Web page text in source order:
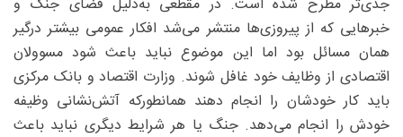
جدی‌تر مطرح شده است. در مقطعی به‌دلیل فضای جنگ و
خبرهایی که از پیروزی‌ها منتشر می‌شد افکار عمومی بیشتر درگیر
همان مسائل بود اما این موضوع نباید باعث شود مسوولان
اقتصادی از وظایف خود غافل شوند. وزارت اقتصاد و بانک مرکزی
باید کار خودشان را انجام دهند همانطورکه آتش‌نشانی وظیفه
خودش را انجام می‌دهد. جنگ یا هر شرایط دیگری نباید باعث